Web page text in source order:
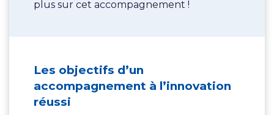
plus sur cet accompagnement !
Les objectifs d’un
accompagnement à l’innovation
réussi